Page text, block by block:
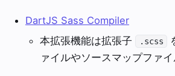
DartJS Sass Compiler
本拡張機能は拡張子
.scss
ァイルやソースマップファ